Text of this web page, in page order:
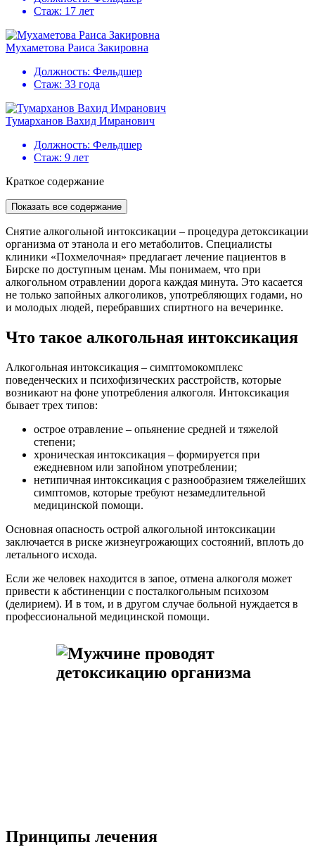
Стаж: 17 лет
Мухаметова Раиса Закировна
Должность: Фельдшер
Стаж: 33 года
Тумарханов Вахид Имранович
Должность: Фельдшер
Стаж: 9 лет
Краткое содержание
Показать все содержание
Снятие алкогольной интоксикации – процедура детоксикации
организма от этанола и его метаболитов. Специалисты
клиники «Похмелочная» предлагает лечение пациентов в
Бирске по доступным ценам. Мы понимаем, что при
алкогольном отравлении дорога каждая минута. Это касается
не только запойных алкоголиков, употребляющих годами, но
и молодых людей, перебравших спиртного на вечеринке.
Что такое алкогольная интоксикация
Алкогольная интоксикация – симптомокомплекс
поведенческих и психофизических расстройств, которые
возникают на фоне употребления алкоголя. Интоксикация
бывает трех типов:
острое отравление – опьянение средней и тяжелой
степени;
хроническая интоксикация – формируется при
ежедневном или запойном употреблении;
нетипичная интоксикация с разнообразием тяжелейших
симптомов, которые требуют незамедлительной
медицинской помощи.
Основная опасность острой алкогольной интоксикации
заключается в риске жизнеугрожающих состояний, вплоть до
летального исхода.
Если же человек находится в запое, отмена алкоголя может
привести к абстиненции с посталкогольным психозом
(делирием). И в том, и в другом случае больной нуждается в
профессиональной медицинской помощи.
Принципы лечения